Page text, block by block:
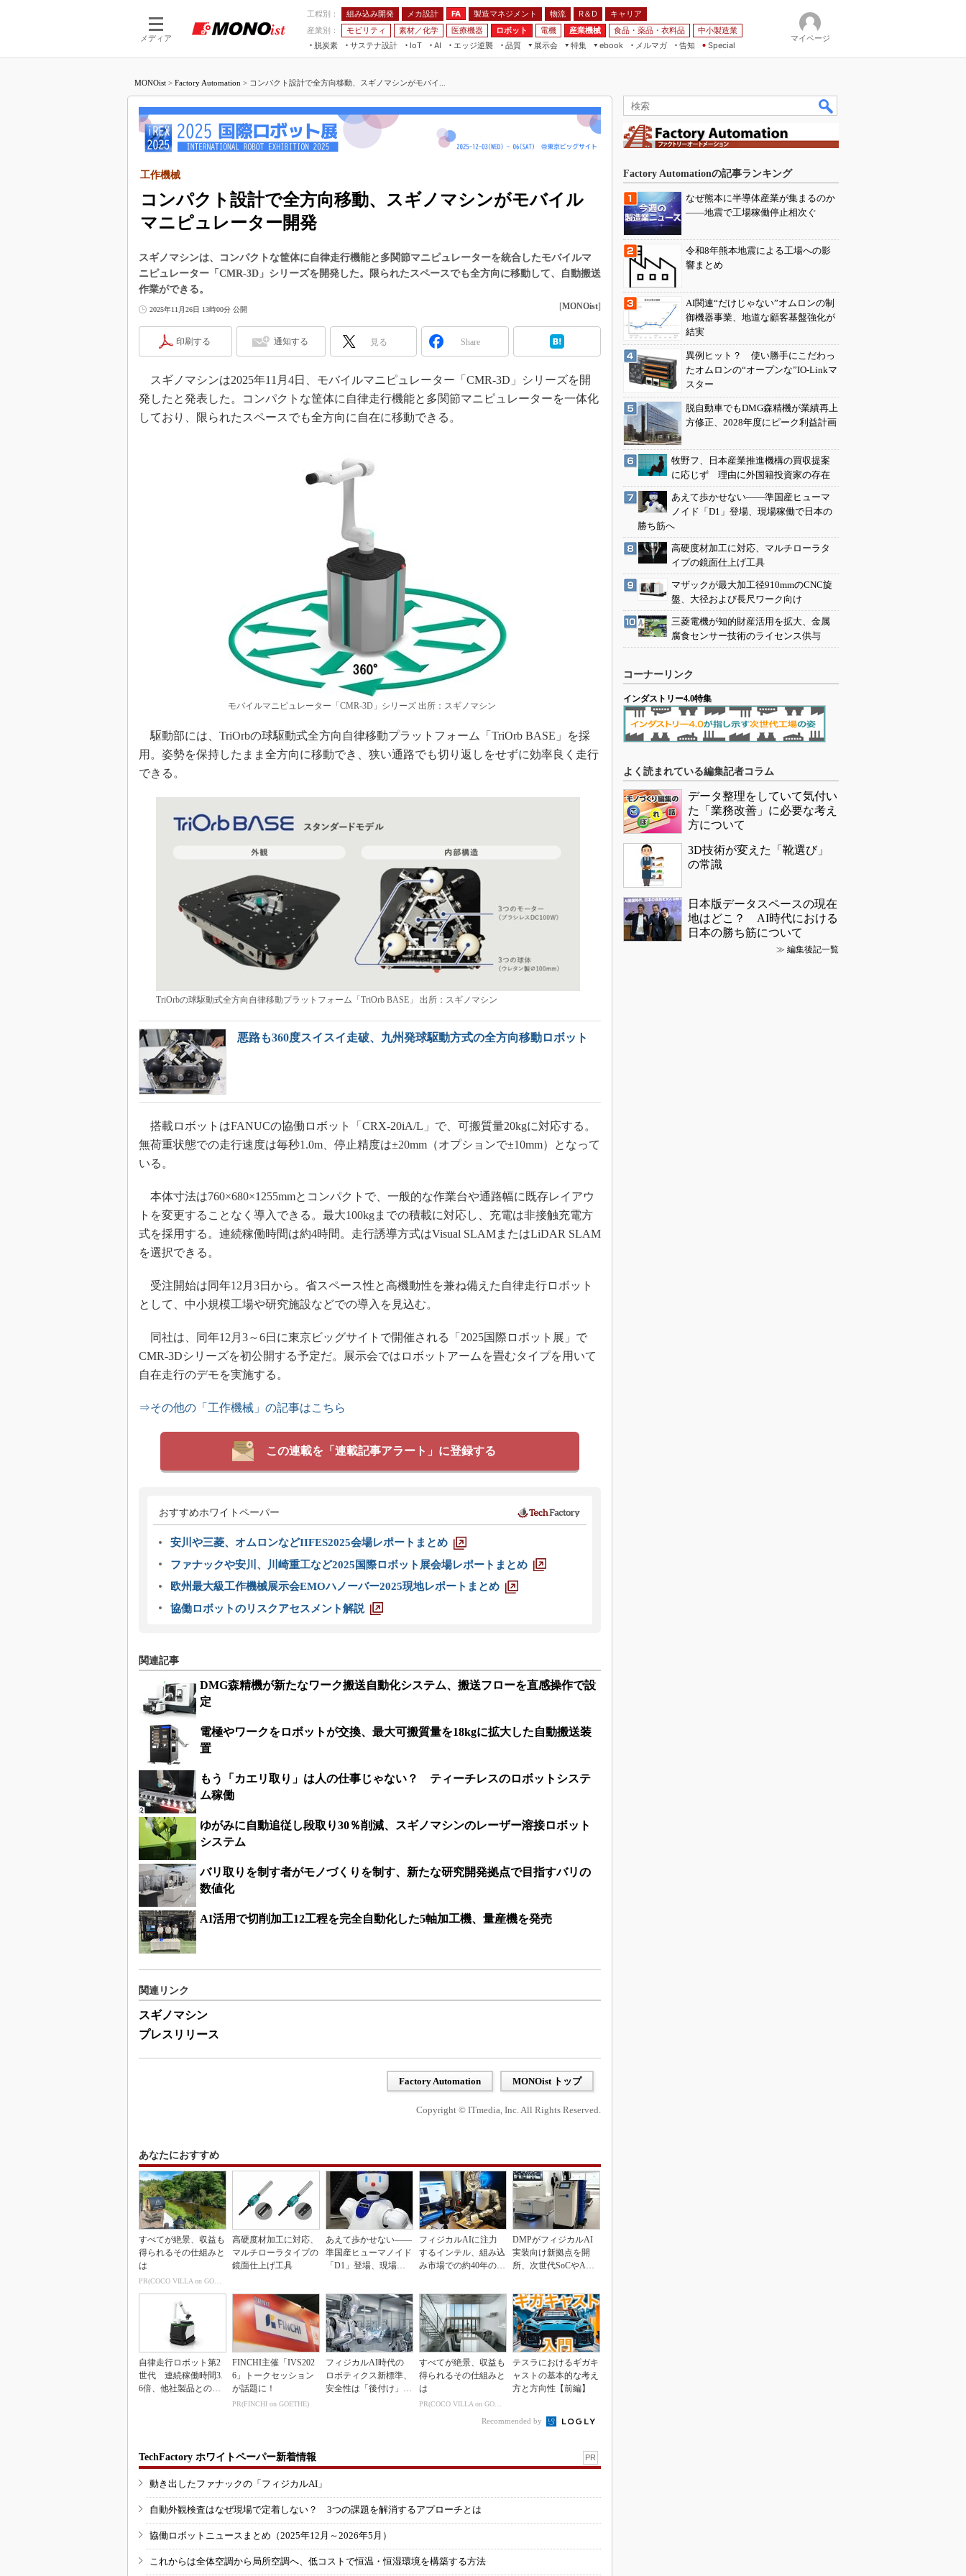
メディア
工程別： 組み込み開発 メカ設計 FA 製造マネジメント 物流 R＆D
キャリア
産業別：
モビリティ 素材／化学 医療機器 ロボット 電機 産業機械 食品・薬品・衣料品
中小製造業
脱炭素
サステナ設計
IoT
つながる工場
つながるサービス
AI
AI×設備保全
Physical AI
エッジ逆襲 品質
展示会
JIMTOF
組込み/エッジ コンピューティング
展＆IoT/5Gソリューション展
TECHNO-FRONTIER
EdgeTech+
産業オープンネット展
特集
つながるクルマ
5G
VR／AR
フィールドサービス
組み込み画像技術
車載ソフト開発
3Dプリンタ
デジタルツインとCAE
インダストリー4.0
イノベーション
新型コロナへの対応
ebook
製造マネジメント
モビリティ
メルマガ
告知 Special
マイページ
MONOist > Factory Automation > コンパクト設計で全方向移動、スギノマシンがモバイ...
コンパクト設計で全方向移動、スギノマシンがモバイル
マニピュレーター開発
工作機械
スギノマシンは、コンパクトな筐体に自律走行機能と多関節マニピュレーターを統合したモバイルマ
ニピュレーター「CMR-3D」シリーズを開発した。限られたスペースでも全方向に移動して、自動搬送
作業ができる。
2025年11月26日 13時00分 公開 [MONOist]
印刷する 通知する 見る Share
スギノマシンは2025年11月4日、モバイルマニピュレーター「CMR-3D」シリーズを開
発したと発表した。コンパクトな筐体に自律走行機能と多関節マニピュレーターを一体化
しており、限られたスペースでも全方向に自在に移動できる。
モバイルマニピュレーター「CMR-3D」シリーズ 出所：スギノマシン
駆動部には、TriOrbの球駆動式全方向自律移動プラットフォーム「TriOrb BASE」を採
用。姿勢を保持したまま全方向に移動でき、狭い通路でも切り返しをせずに効率良く走行
できる。
TriOrbの球駆動式全方向自律移動プラットフォーム「TriOrb BASE」 出所：スギノマシン
悪路も360度スイスイ走破、九州発球駆動方式の全方向移動ロボット
搭載ロボットはFANUCの協働ロボット「CRX-20iA/L」で、可搬質量20kgに対応する。
無荷重状態での走行速度は毎秒1.0m、停止精度は±20mm（オプションで±10mm）となって
いる。
本体寸法は760×680×1255mmとコンパクトで、一般的な作業台や通路幅に既存レイアウ
トを変更することなく導入できる。最大100kgまでの積載に対応し、充電は非接触充電方
式を採用する。連続稼働時間は約4時間。走行誘導方式はVisual SLAMまたはLiDAR SLAM
を選択できる。
受注開始は同年12月3日から。省スペース性と高機動性を兼ね備えた自律走行ロボット
として、中小規模工場や研究施設などでの導入を見込む。
同社は、同年12月3～6日に東京ビッグサイトで開催される「2025国際ロボット展」で
CMR-3Dシリーズを初公開する予定だ。展示会ではロボットアームを畳むタイプを用いて
自在走行のデモを実施する。
⇒その他の「工作機械」の記事はこちら
この連載を「連載記事アラート」に登録する
おすすめホワイトペーパー
安川や三菱、オムロンなどIIFES2025会場レポートまとめ
ファナックや安川、川崎重工など2025国際ロボット展会場レポートまとめ
欧州最大級工作機械展示会EMOハノーバー2025現地レポートまとめ
協働ロボットのリスクアセスメント解説
関連記事
DMG森精機が新たなワーク搬送自動化システム、搬送フローを直感操作で設
定
電極やワークをロボットが交換、最大可搬質量を18kgに拡大した自動搬送装
置
もう「カエリ取り」は人の仕事じゃない？ ティーチレスのロボットシステ
ム稼働
ゆがみに自動追従し段取り30％削減、スギノマシンのレーザー溶接ロボット
システム
バリ取りを制す者がモノづくりを制す、新たな研究開発拠点で目指すバリの
数値化
AI活用で切削加工12工程を完全自動化した5軸加工機、量産機を発売
関連リンク
スギノマシン
プレスリリース
Factory Automation MONOist トップ
Copyright © ITmedia, Inc. All Rights Reserved.
あなたにおすすめ
すべてが絶景、収益も
得られるその仕組みと
は
PR(COCO VILLA on GOETHE)
高硬度材加工に対応、
マルチローラタイプの
鏡面仕上げ工具
あえて歩かせない――
準国産ヒューマノイド
「D1」登場、現場稼
フィジカルAIに注力
するインテル、組み込
み市場での約40年の実
DMPがフィジカルAI
実装向け新拠点を開
所、次世代SoCやAM
自律走行ロボット第2
世代 連続稼働時間3.
6倍、他社製品との連
FINCHI主催「IVS202
6」トークセッション
が話題に！
PR(FINCHI on GOETHE)
フィジカルAI時代の
ロボティクス新標準、
安全性は「後付け」で
すべてが絶景、収益も
得られるその仕組みと
は
PR(COCO VILLA on GOETHE)
テスラにおけるギガキ
ャストの基本的な考え
方と方向性【前編】
Recommended by
TechFactory ホワイトペーパー新着情報 PR
動き出したファナックの「フィジカルAI」
自動外観検査はなぜ現場で定着しない？ 3つの課題を解消するアプローチとは
協働ロボットニュースまとめ（2025年12月～2026年5月）
これからは全体空調から局所空調へ、低コストで恒温・恒湿環境を構築する方法
Factory Automationの記事ランキング
なぜ熊本に半導体産業が集まるのか
――地震で工場稼働停止相次ぐ
令和8年熊本地震による工場への影
響まとめ
AI関連“だけじゃない”オムロンの制
御機器事業、地道な顧客基盤強化が
結実
異例ヒット？ 使い勝手にこだわっ
たオムロンの“オープンな”IO-Linkマ
スター
脱自動車でもDMG森精機が業績再上
方修正、2028年度にピーク利益計画
牧野フ、日本産業推進機構の買収提案
に応じず 理由に外国籍投資家の存在
あえて歩かせない――準国産ヒューマ
ノイド「D1」登場、現場稼働で日本の
勝ち筋へ
高硬度材加工に対応、マルチローラタ
イプの鏡面仕上げ工具
マザックが最大加工径910mmのCNC旋
盤、大径および長尺ワーク向け
三菱電機が知的財産活用を拡大、金属
腐食センサー技術のライセンス供与
コーナーリンク
インダストリー4.0特集
よく読まれている編集記者コラム
データ整理をしていて気付い
た「業務改善」に必要な考え
方について
3D技術が変えた「靴選び」
の常識
日本版データスペースの現在
地はどこ？ AI時代における
日本の勝ち筋について
≫ 編集後記一覧